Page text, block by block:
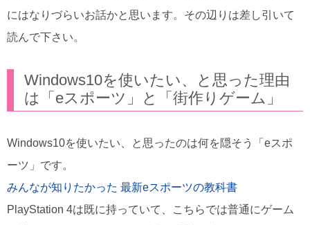
にはなりづらいお話かと思います。その辺りは差し引いて
読んで下さい。
Windows10を使いたい、と思った理由
は「eスポーツ」と「街作りゲーム」
Windows10を使いたい、と思ったのは何を隠そう「eスポ
ーツ」です。
みんなが知りたかった 最新eスポーツの教科書
PlayStation 4は既に持っていて、こちらでは普通にゲーム